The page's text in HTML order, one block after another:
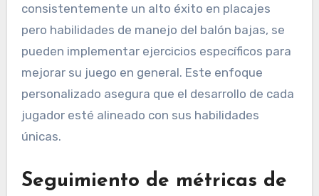
consistentemente un alto éxito en placajes
pero habilidades de manejo del balón bajas, se
pueden implementar ejercicios específicos para
mejorar su juego en general. Este enfoque
personalizado asegura que el desarrollo de cada
jugador esté alineado con sus habilidades
únicas.
Seguimiento de métricas de